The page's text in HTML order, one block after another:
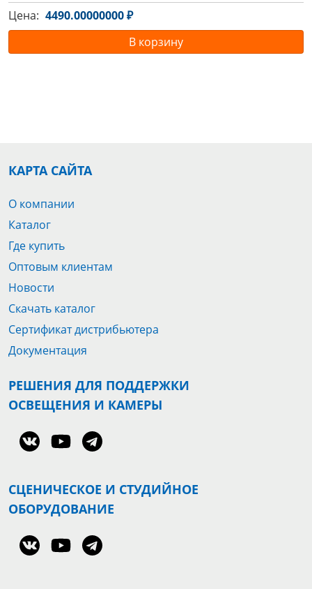
Цена: 4490.00000000 ₽
В корзину
КАРТА САЙТА
О компании
Каталог
Где купить
Оптовым клиентам
Новости
Скачать каталог
Сертификат дистрибьютера
Документация
РЕШЕНИЯ ДЛЯ ПОДДЕРЖКИ
ОСВЕЩЕНИЯ И КАМЕРЫ
СЦЕНИЧЕСКОЕ И СТУДИЙНОЕ
ОБОРУДОВАНИЕ